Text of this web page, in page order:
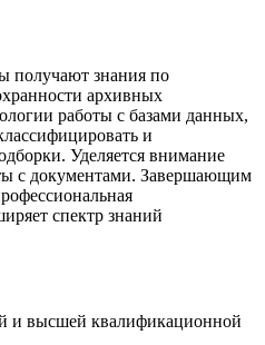
получают знания по
архивных
работы с базами данных,
и
Уделяется внимание
с документами. Завершающим
спектр знаний
и высшей квалификационной